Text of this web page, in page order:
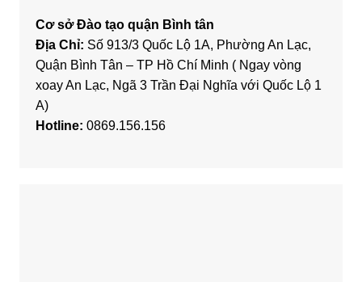
Cơ sở Đào tạo quận Bình tân
Địa Chỉ: Số 913/3 Quốc Lộ 1A, Phường An Lạc,
Quận Bình Tân – TP Hồ Chí Minh ( Ngay vòng
xoay An Lạc, Ngã 3 Trần Đại Nghĩa với Quốc Lộ 1
A)
Hotline: 0869.156.156